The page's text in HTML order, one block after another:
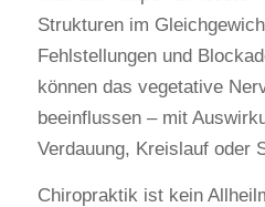
Strukturen im
Fehlstellungen und
können das vegetative
beeinflussen – mit
Verdauung, Kreislauf oder
Chiropraktik ist kein